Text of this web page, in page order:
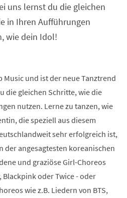
uns lernst du die gleichen
in Ihren Aufführungen
wie dein Idol!
Music und ist der neue Tanztrend
die gleichen Schritte, wie die
nutzen. Lerne zu tanzen, wie
die speziell aus diesem
sehr erfolgreich ist,
der angesagtesten koreanischen
und graziöse Girl-Choreos
Blackpink oder Twice - oder
wie z.B. Liedern von BTS,